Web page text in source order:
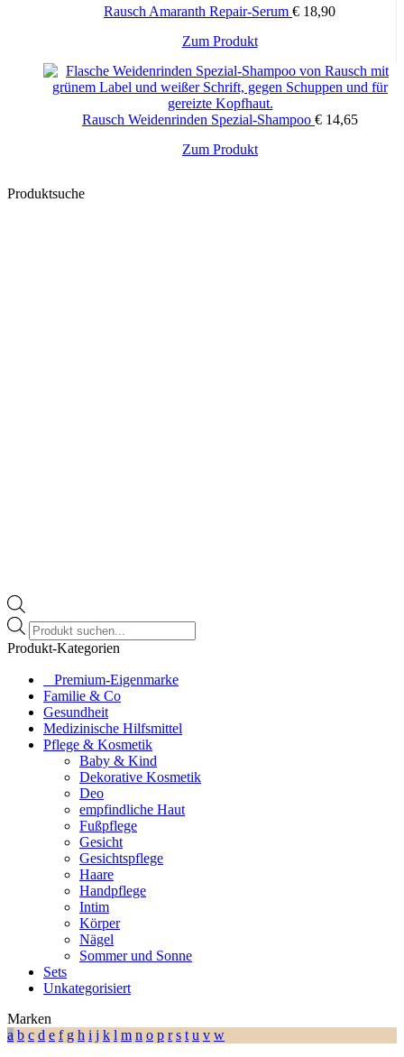
Rausch Amaranth Repair-Serum € 18,90
Zum Produkt
Rausch Weidenrinden Spezial-Shampoo € 14,65
Zum Produkt
Produktsuche
Products
search
Produkt-Kategorien
⠀​Premium-Eigenmarke
Familie & Co
Gesundheit
Medizinische Hilfsmittel
Pflege & Kosmetik
Baby & Kind
Dekorative Kosmetik
Deo
empfindliche Haut
Fußpflege
Gesicht
Gesichtspflege
Haare
Handpflege
Intim
Körper
Nägel
Sommer und Sonne
Sets
Unkategorisiert
Marken
a b c d e f g h i j k l m n o p r s t u v w